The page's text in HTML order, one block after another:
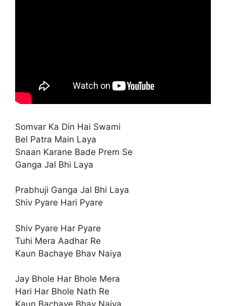
Somvar Ka Din Hai Swami
Bel Patra Main Laya
Snaan Karane Bade Prem Se
Ganga Jal Bhi Laya
Prabhuji Ganga Jal Bhi Laya
Shiv Pyare Hari Pyare
Shiv Pyare Har Pyare
Tuhi Mera Aadhar Re
Kaun Bachaye Bhav Naiya
Jay Bhole Har Bhole Mera
Hari Har Bhole Nath Re
Kaun Bachaye Bhav Naiya